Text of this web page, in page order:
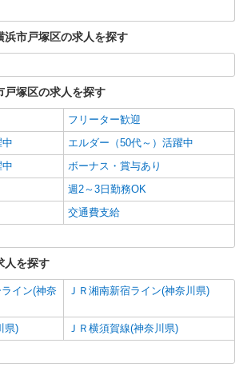
浜市戸塚区の求人を探す
戸塚区の求人を探す
フリーター歓迎
中
エルダー（50代～）活躍中
ボーナス・賞与あり
週2～3日勤務OK
交通費支給
人を探す
イン(神奈
ＪＲ湘南新宿ライン(神奈川県)
県)
ＪＲ横須賀線(神奈川県)